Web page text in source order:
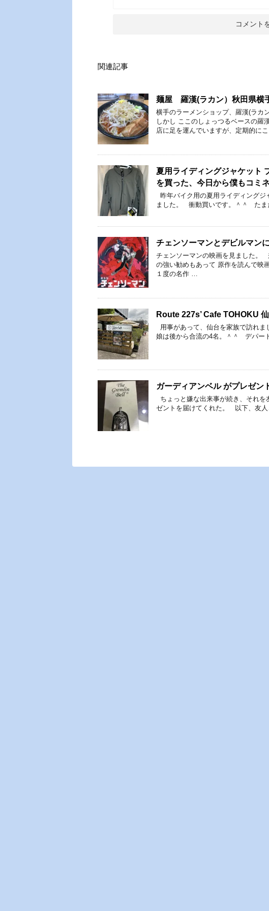
関連記事
麺屋 羅漢(ラカン）秋田県横
横手のラーメンショップ、羅漢(ラカ
しかし ここのしょっつるベースの羅
店に足を運んでいますが、定期的に
夏用ライディングジャケット
を買った、今日から僕もコミ
昨年バイク用の夏用ライディング
ました。 衝動買いです。＾＾ たま
チェンソーマンとデビルマン
チェンソーマンの映画を見ました。
の強い勧めもあって 原作を読んで
１度の名作 …
Route 227s’ Cafe TOHOKU
用事があって、仙台を家族で訪れ
娘は後から合流の4名。＾＾ デパー
ガーディアンベル がプレゼン
ちょっと嫌な出来事が続き、それ
ゼントを届けてくれた。 以下、友